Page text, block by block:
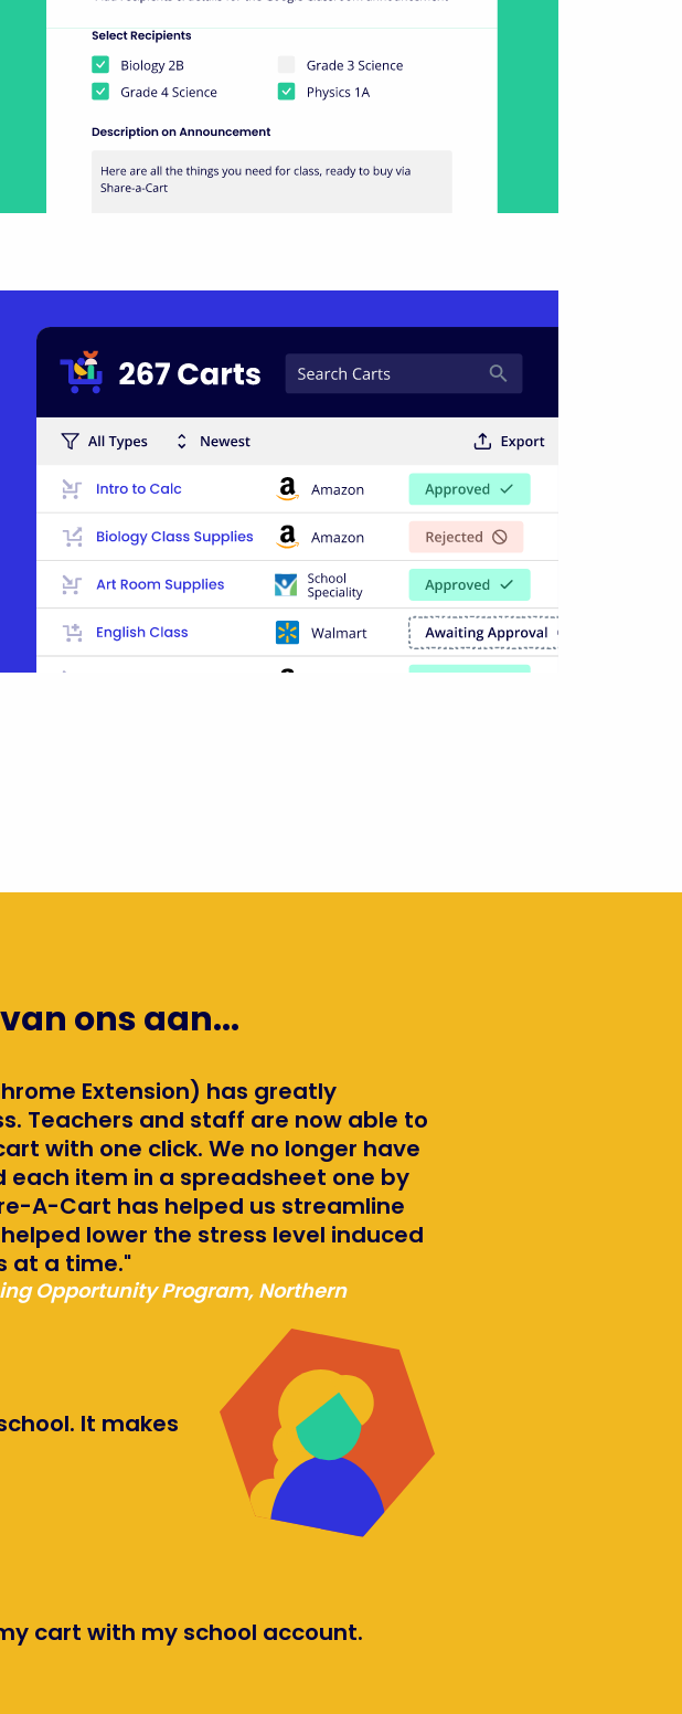
ons aan...
Extension) has greatly
Teachers and staff are now able to
with one click. We no longer have
item in a spreadsheet one by
A-Cart has helped us streamline
lower the stress level induced
at a time."
Opportunity Program, Northern
It makes
cart with my school account.